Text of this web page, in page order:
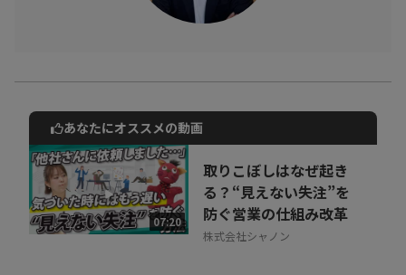
今回は吉岡さんに、4動画に渡る講座形式で、徹底的にソーシャル
＃３ SNSへの投下時間・動画活用編
＃４ コミュニティ作り編
オンライン営業に限界を感じている営業職の方や営業マネージャ
ーの方はもちろん、これまでの名刺交換やSNS上での繋がりをよ
り活かしていきたいと思う方、「ソーシャルセリング」について
動画でご紹介しているサービスについて
お気軽にご相談・ご質問いただけます！
30秒でお申し込み可能
相談を希望する 無料
あなたにオススメの動画
07:20
取りこぼしはなぜ起き
る？“見えない失注”を
防ぐ営業の仕組み改革
株式会社シャノン